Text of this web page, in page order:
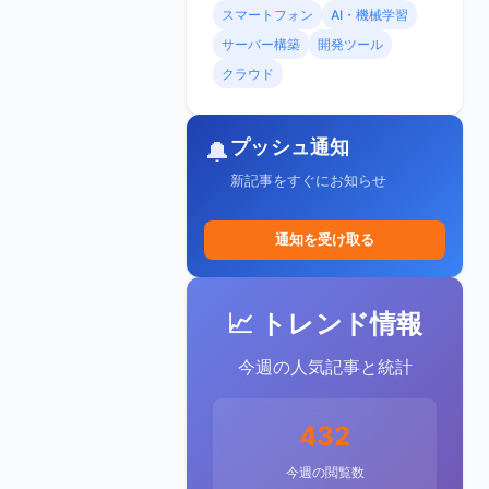
スマートフォン
AI・機械学習
サーバー構築
開発ツール
クラウド
🔔プッシュ通知
新記事をすぐにお知らせ
通知を受け取る
📈 トレンド情報
今週の人気記事と統計
432
今週の閲覧数